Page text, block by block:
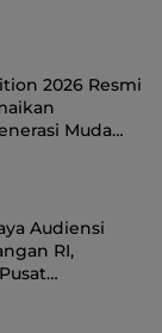
2026 Resmi
Muda
Audiensi
RI,
Timur